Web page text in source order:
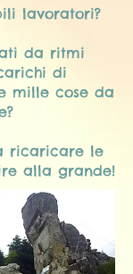
lavoratori?
da ritmi
di
mille cose da
ricaricare le
alla grande!